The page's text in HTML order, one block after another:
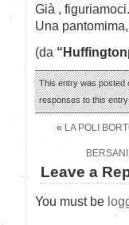
Già ,
Una
(da
This entry was posted
responses to this
« LA POLI
Leave a
You must be